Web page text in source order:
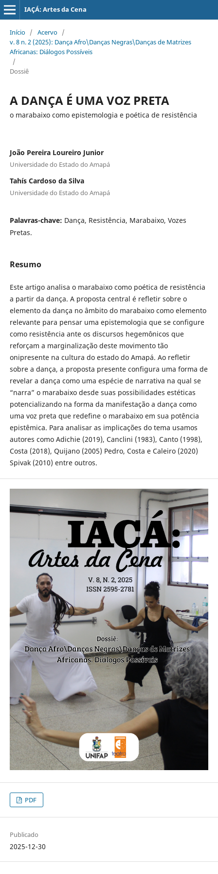
IAÇÁ: Artes da Cena
Início / Acervo /
v. 8 n. 2 (2025): Dança Afro\Danças Negras\Danças de Matrizes
Africanas: Diálogos Possíveis
/
Dossiê
A DANÇA É UMA VOZ PRETA
o marabaixo como epistemologia e poética de resistência
João Pereira Loureiro Junior
Universidade do Estado do Amapá
Tahís Cardoso da Silva
Universidade do Estado do Amapá
Palavras-chave: Dança, Resistência, Marabaixo, Vozes
Pretas.
Resumo
Este artigo analisa o marabaixo como poética de resistência
a partir da dança. A proposta central é refletir sobre o
elemento da dança no âmbito do marabaixo como elemento
relevante para pensar uma epistemologia que se configure
como resistência ante os discursos hegemônicos que
reforçam a marginalização deste movimento tão
onipresente na cultura do estado do Amapá. Ao refletir
sobre a dança, a proposta presente configura uma forma de
revelar a dança como uma espécie de narrativa na qual se
“narra” o marabaixo desde suas possibilidades estéticas
potencializando na forma da manifestação a dança como
uma voz preta que redefine o marabaixo em sua potência
epistêmica. Para analisar as implicações do tema usamos
autores como Adichie (2019), Canclini (1983), Canto (1998),
Costa (2018), Quijano (2005) Pedro, Costa e Caleiro (2020)
Spivak (2010) entre outros.
PDF
Publicado
2025-12-30